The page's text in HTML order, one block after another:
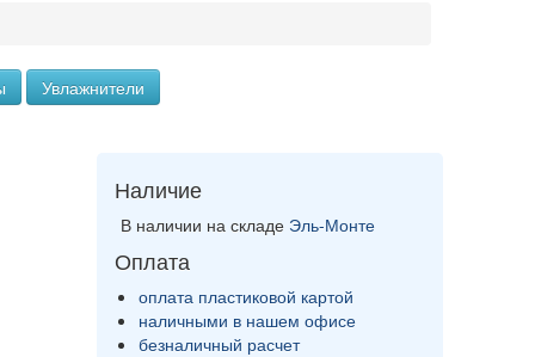
Увлажнители
Наличие
В наличии на складе Эль-Монте
Оплата
оплата пластиковой картой
наличными в нашем офисе
безналичный расчет